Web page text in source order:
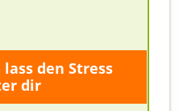
den Stress
dir